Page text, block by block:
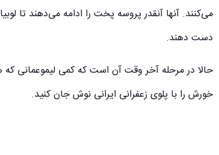
می‌کنند. آنها آنقدر پروسه پخت را ادامه می‌دهند تا
دست دهند.
حالا در مرحله آخر وقت آن است که کمی لیموعمانی
خورش را با پلوی زعفرانی ایرانی نوش جان کنید.